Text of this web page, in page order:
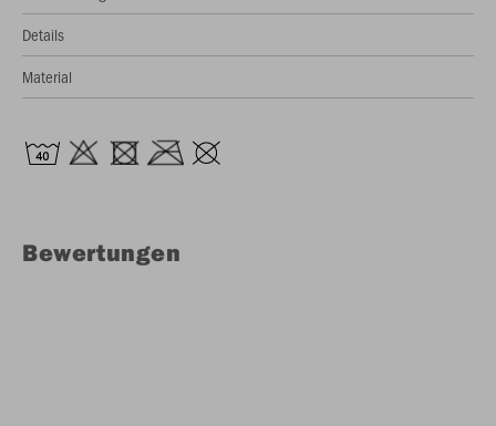
Details
Material
Bewertungen